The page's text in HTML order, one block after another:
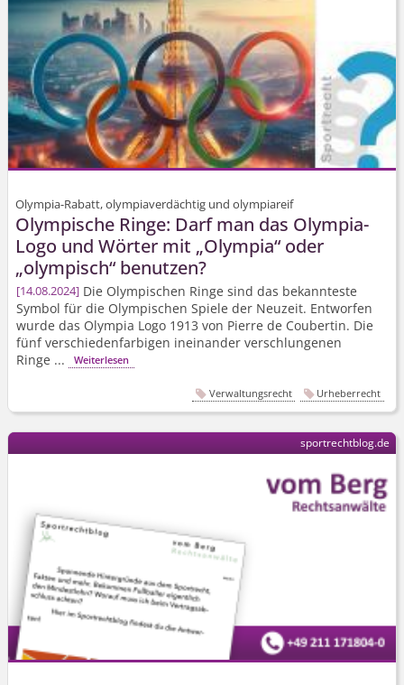
Olympia-Rabatt, olympiaverdächtig und olympiareif
Olympische Ringe: Darf man das Olympia-
Logo und Wörter mit „Olympia“ oder
„olympisch“ benutzen?
14.08.2024 Die Olympischen Ringe sind das bekannteste
Symbol für die Olympischen Spiele der Neuzeit. Entworfen
wurde das Olympia Logo 1913 von Pierre de Coubertin. Die
fünf verschiedenfarbigen ineinander verschlungenen
Ringe ...
Weiterlesen
Verwaltungsrecht Urheberrecht
sportrechtblog.de